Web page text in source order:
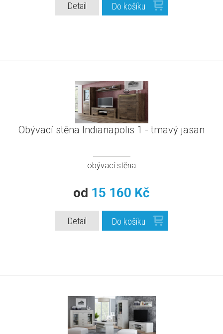
Detail Do košíku
Obývací stěna Indianapolis 1 - tmavý jasan
obývací stěna
od 15 160 Kč
Detail Do košíku